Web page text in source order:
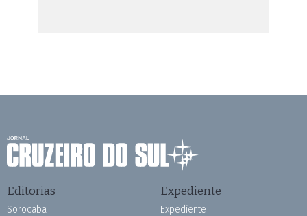
Editorias
Sorocaba
Expediente
Expediente